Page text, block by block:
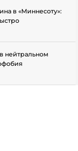
в «Миннесоту»:
нейтральном